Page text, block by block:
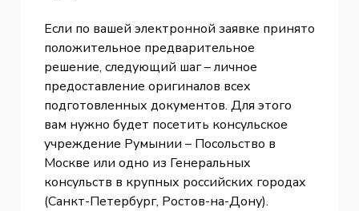
Если по вашей электронной заявке принято
положительное предварительное
решение, следующий шаг – личное
предоставление оригиналов всех
подготовленных документов. Для этого
вам нужно будет посетить консульское
учреждение Румынии – Посольство в
Москве или одно из Генеральных
консульств в крупных российских городах
(Санкт-Петербург, Ростов-на-Дону).